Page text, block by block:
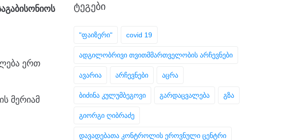
ერთ
მერიამ
ᲢᲔᲒᲔᲑᲘ
"ფაიზერი" covid 19
ადგილობრივი თვითმმართველობის არჩევნები
ავარია არჩევნები აცრა
ბიძინა კულუმბეგოვი გარდაცვალება გზა
გიორგი ღიბრაძე
დავადებათა კონტროლის ეროვნული ცენტრი